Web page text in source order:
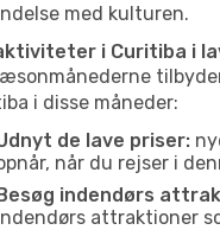
med kulturen.
i Curitiba i
i disse måneder:
de lave priser:
når du rejser i
indendørs
attraktioner